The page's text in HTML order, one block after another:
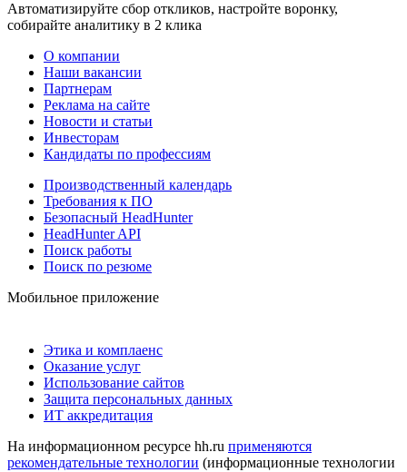
Автоматизируйте сбор откликов, настройте воронку,
собирайте аналитику в 2 клика
О компании
Наши вакансии
Партнерам
Реклама на сайте
Новости и статьи
Инвесторам
Кандидаты по профессиям
Производственный календарь
Требования к ПО
Безопасный HeadHunter
HeadHunter API
Поиск работы
Поиск по резюме
Мобильное приложение
Этика и комплаенс
Оказание услуг
Использование сайтов
Защита персональных данных
ИТ аккредитация
На информационном ресурсе hh.ru применяются
рекомендательные технологии (информационные технологии